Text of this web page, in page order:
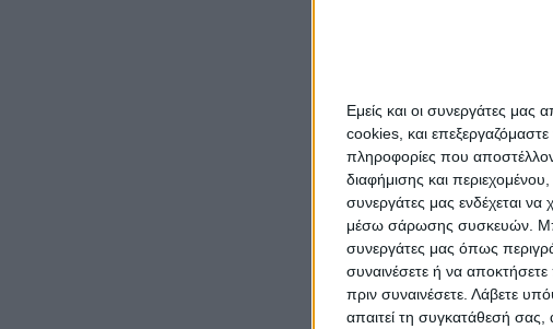
Εμείς και οι συνεργάτες
cookies, και
πληροφορίες που
διαφήμισης και
συνεργάτες μας ενδέχεται
μέσω σάρωσης συσκευών.
συνεργάτες μας όπως
συναινέσετε ή να
πριν συναινέσετε. Λάβετε
απαιτεί τη συγκατάθεσή σας,